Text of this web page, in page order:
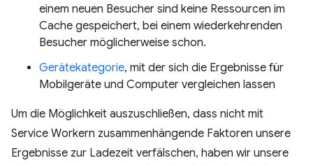
einem neuen Besucher sind keine Ressourcen im
Cache gespeichert, bei einem wiederkehrenden
Besucher möglicherweise schon.
Gerätekategorie, mit der sich die Ergebnisse für
Mobilgeräte und Computer vergleichen lassen
Um die Möglichkeit auszuschließen, dass nicht mit
Service Workern zusammenhängende Faktoren unsere
Ergebnisse zur Ladezeit verfälschen, haben wir unsere